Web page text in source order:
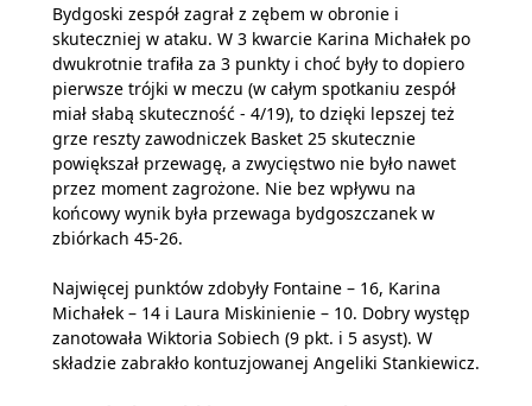
Bydgoski zespół zagrał z zębem w obronie i
skuteczniej w ataku. W 3 kwarcie Karina Michałek po
dwukrotnie trafiła za 3 punkty i choć były to dopiero
pierwsze trójki w meczu (w całym spotkaniu zespół
miał słabą skuteczność - 4/19), to dzięki lepszej też
grze reszty zawodniczek Basket 25 skutecznie
powiększał przewagę, a zwycięstwo nie było nawet
przez moment zagrożone. Nie bez wpływu na
końcowy wynik była przewaga bydgoszczanek w
zbiórkach 45-26.
Najwięcej punktów zdobyły Fontaine – 16, Karina
Michałek – 14 i Laura Miskinienie – 10. Dobry występ
zanotowała Wiktoria Sobiech (9 pkt. i 5 asyst). W
składzie zabrakło kontuzjowanej Angeliki Stankiewicz.